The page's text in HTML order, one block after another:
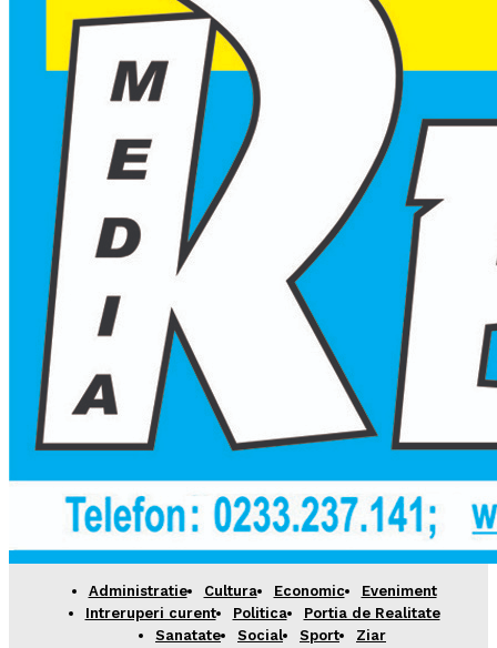
Administratie Cultura Economic
Eveniment
Intreruperi curent
Politica
Portia de Realitate
Sanatate
Social Sport Ziar